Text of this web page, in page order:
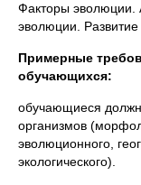
Факторы эволюции.
эволюции.
Примерные
обучающихся:
обучающиеся
организмов
эволюционного,
экологического).